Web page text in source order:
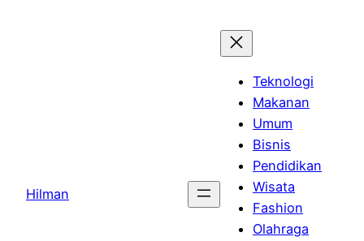
Hilman
Teknologi
Makanan
Umum
Bisnis
Pendidikan
Wisata
Fashion
Olahraga